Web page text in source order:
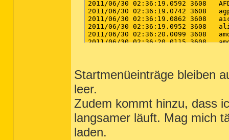
Startmenüeinträge bleiben
leer.
Zudem kommt hinzu, dass
langsamer läuft. Mag mich
laden.